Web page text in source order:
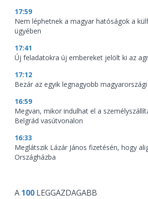
17:59
Nem léphetnek a magyar hatóságok a
ügyében
17:41
Új feladatokra új embereket jelölt ki az
17:12
Bezár az egyik legnagyobb
16:59
Megvan, mikor indulhat el a
Belgrád vasútvonalon
16:33
Meglátszik Lázár János fizetésén, hogy
Országházba
A 100 LEGGAZDAGABB